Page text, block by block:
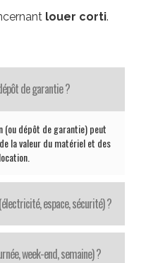
louer corti.
de garantie ?
(ou dépôt de garantie) peut
la valeur du matériel et des
espace, sécurité) ?
week-end, semaine) ?